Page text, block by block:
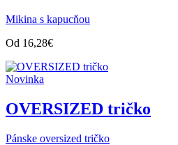
Mikina s kapucňou
Od 16,28€
Novinka
OVERSIZED tričko
Pánske oversized tričko